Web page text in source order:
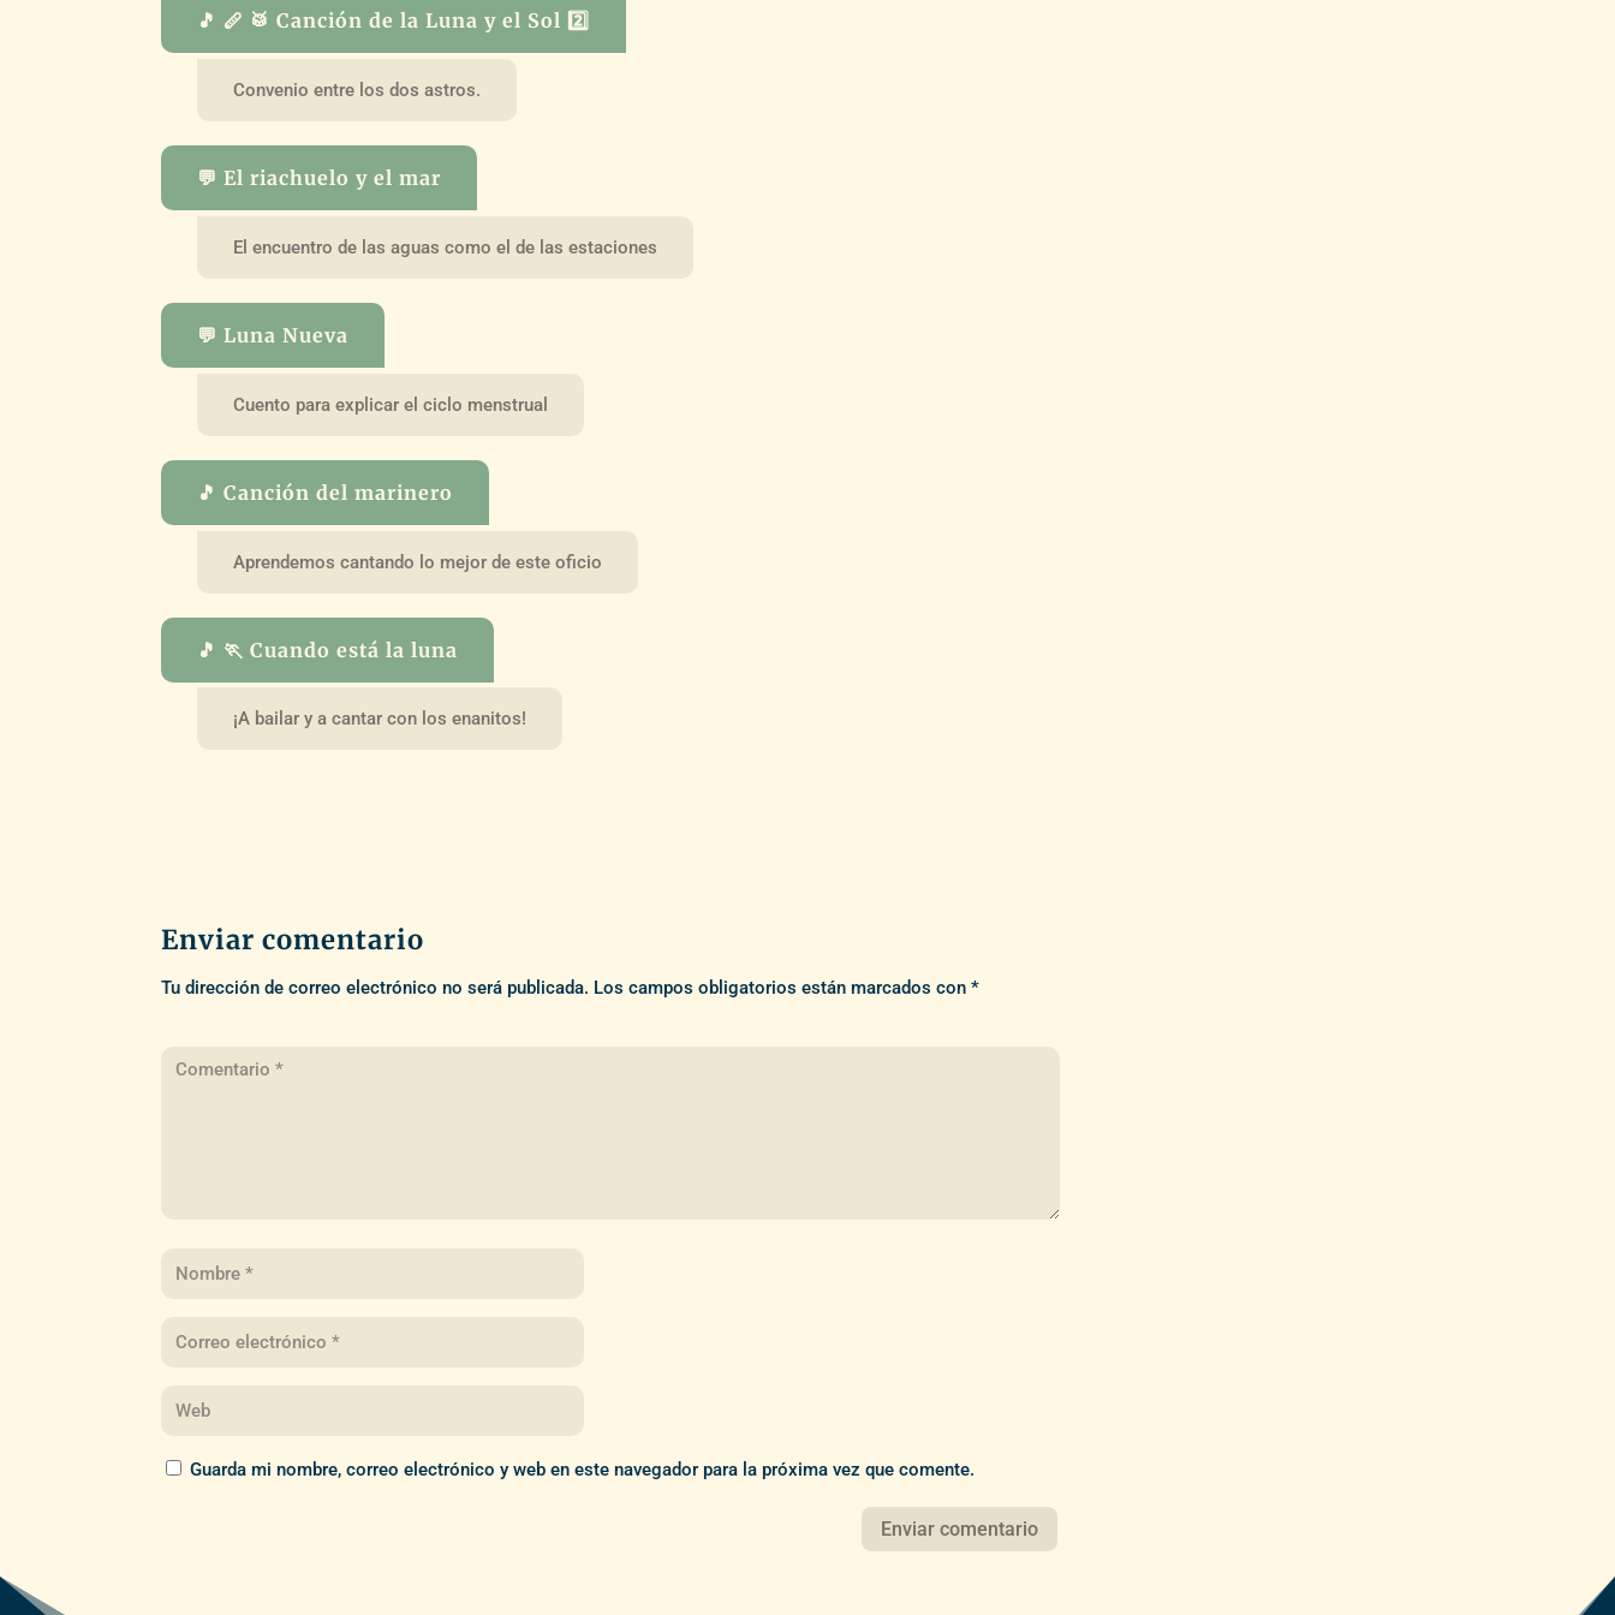
🎵 🪈 🥁 Canción de la Luna y el Sol 2️⃣
Convenio entre los dos astros.
💬 El riachuelo y el mar
El encuentro de las aguas como el de las estaciones
💬 Luna Nueva
Cuento para explicar el ciclo menstrual
🎵 Canción del marinero
Aprendemos cantando lo mejor de este oficio
🎵 🏃 Cuando está la luna
¡A bailar y a cantar con los enanitos!
Enviar comentario
Tu dirección de correo electrónico no será publicada. Los campos obligatorios están marcados con*
Guarda mi nombre, correo electrónico y web en este navegador para la próxima vez que comente.